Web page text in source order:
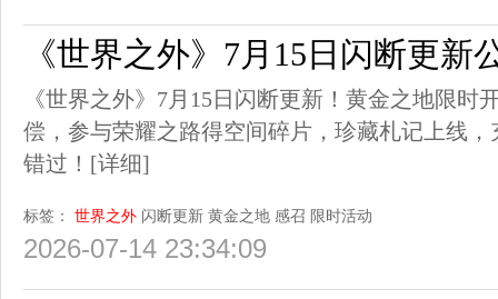
《世界之外》7月15日闪断更新
《世界之外》7月15日闪断更新！黄金之地限时
偿，参与荣耀之路得空间碎片，珍藏札记上线
错过！ [详细]
标签： 世界之外 闪断更新 黄金之地 感召 限时活动
2026-07-14 23:34:09